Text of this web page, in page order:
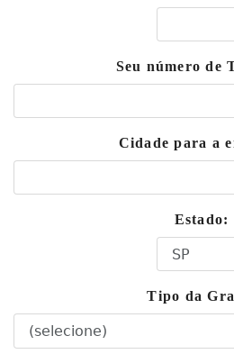
Seu número de
Cidade para a
Estado:
Tipo da